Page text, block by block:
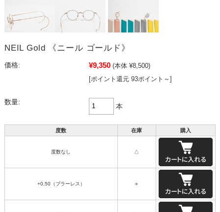
NEIL Gold 《ニール ゴールド》
価格: ¥9,350 (本体 ¥8,500)
[ポイント還元 93ポイント～]
数量:
本
度数 在庫 購入
度数なし △
+0.50（ブラーレス） ○